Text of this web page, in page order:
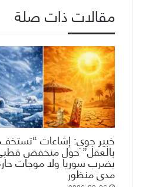
مقالات ذات صلة
خبير جوي: إشاعات “تستخف
بالعقل” حول منخفض
يضرب سوريا ولا موجات
مدى منظور